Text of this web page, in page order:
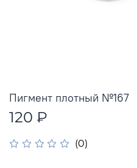
(0)
Пигмент плотный №167
120 ₽